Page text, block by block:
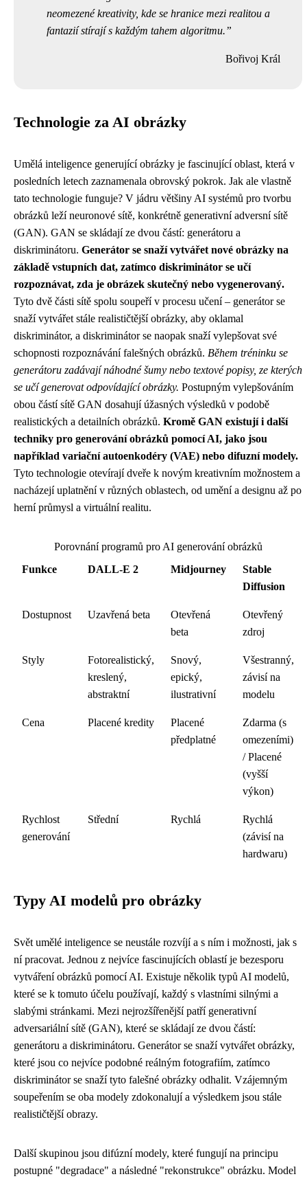
neomezené kreativity, kde se hranice mezi realitou a
fantazií stírají s každým tahem algoritmu.
Bořivoj Král
Technologie za AI obrázky
Umělá inteligence generující obrázky je fascinující oblast, která v
posledních letech zaznamenala obrovský pokrok. Jak ale vlastně
tato technologie funguje? V jádru většiny AI systémů pro tvorbu
obrázků leží neuronové sítě, konkrétně generativní adversní sítě
(GAN). GAN se skládají ze dvou částí: generátoru a
diskriminátoru. Generátor se snaží vytvářet nové obrázky na
základě vstupních dat, zatímco diskriminátor se učí
rozpoznávat, zda je obrázek skutečný nebo vygenerovaný.
Tyto dvě části sítě spolu soupeří v procesu učení – generátor se
snaží vytvářet stále realističtější obrázky, aby oklamal
diskriminátor, a diskriminátor se naopak snaží vylepšovat své
schopnosti rozpoznávání falešných obrázků. Během tréninku se
generátoru zadávají náhodné šumy nebo textové popisy, ze kterých
se učí generovat odpovídající obrázky. Postupným vylepšováním
obou částí sítě GAN dosahují úžasných výsledků v podobě
realistických a detailních obrázků. Kromě GAN existují i další
techniky pro generování obrázků pomocí AI, jako jsou
například variační autoenkodéry (VAE) nebo difuzní modely.
Tyto technologie otevírají dveře k novým kreativním možnostem a
nacházejí uplatnění v různých oblastech, od umění a designu až po
herní průmysl a virtuální realitu.
Porovnání programů pro AI generování obrázků
Funkce
DALL-E 2 Midjourney
Stable
Diffusion
Dostupnost Uzavřená beta
Otevřená
beta
Otevřený
zdroj
Styly
Fotorealistický,
kreslený,
abstraktní
Snový,
epický,
ilustrativní
Všestranný,
závisí na
modelu
Cena Placené kredity
Placené
předplatné
Zdarma (s
omezeními)
/ Placené
(vyšší
výkon)
Rychlost
generování
Střední Rychlá
Rychlá
(závisí na
hardwaru)
Typy AI modelů pro obrázky
Svět umělé inteligence se neustále rozvíjí a s ním i možnosti, jak s
ní pracovat. Jednou z nejvíce fascinujících oblastí je bezesporu
vytváření obrázků pomocí AI. Existuje několik typů AI modelů,
které se k tomuto účelu používají, každý s vlastními silnými a
slabými stránkami. Mezi nejrozšířenější patří generativní
adversariální sítě (GAN), které se skládají ze dvou částí:
generátoru a diskriminátoru. Generátor se snaží vytvářet obrázky,
které jsou co nejvíce podobné reálným fotografiím, zatímco
diskriminátor se snaží tyto falešné obrázky odhalit. Vzájemným
soupeřením se oba modely zdokonalují a výsledkem jsou stále
realističtější obrazy.
Další skupinou jsou difúzní modely, které fungují na principu
postupné "degradace" a následné "rekonstrukce" obrázku. Model